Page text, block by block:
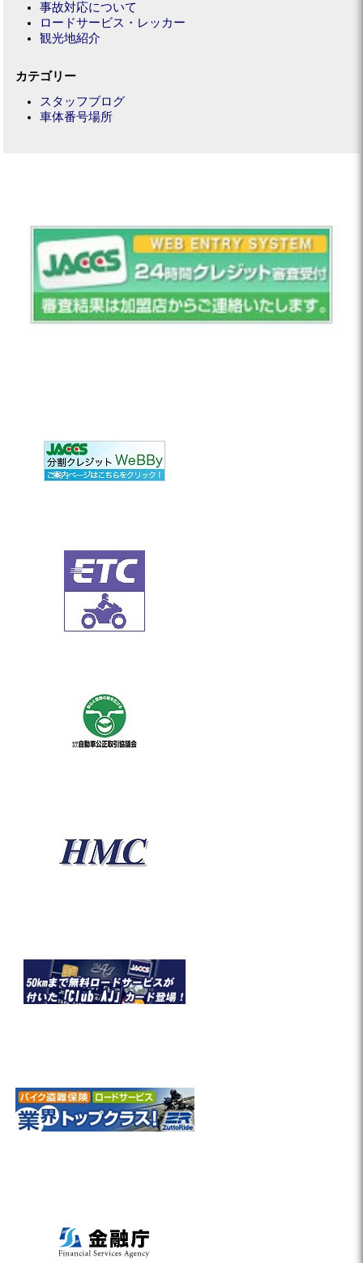
事故対応について
ロードサービス・レッカー
観光地紹介
カテゴリー
スタッフブログ
車体番号場所